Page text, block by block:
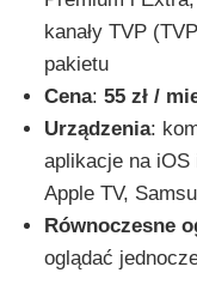
kanały TVP
pakietu
Cena: 55 zł /
Urządzenia:
aplikacje na iOS
Apple TV,
Równoczesne
oglądać